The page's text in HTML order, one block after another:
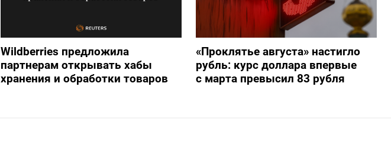
Wildberries предложила
партнерам открывать хабы
хранения и обработки товаров
«Проклятье августа» настигло
рубль: курс доллара впервые
с марта превысил 83 рубля